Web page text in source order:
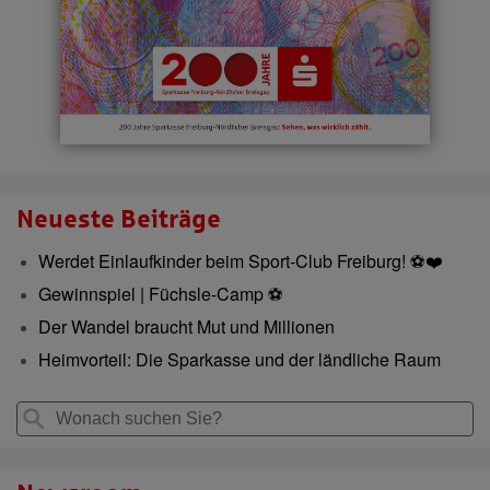
Neueste Beiträge
Werdet Einlaufkinder beim Sport-Club Freiburg! ⚽️❤️
Gewinnspiel | Füchsle-Camp ⚽
Der Wandel braucht Mut und Millionen
Heimvorteil: Die Sparkasse und der ländliche Raum